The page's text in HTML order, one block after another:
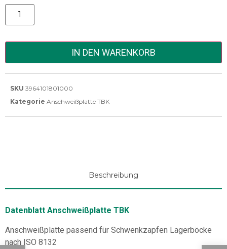
Alternative:
IN DEN WARENKORB
SKU 3964101801000
Kategorie Anschweißplatte TBK
Beschreibung
Datenblatt Anschweißplatte TBK
Anschweißplatte passend für Schwenkzapfen Lagerböcke
nach ISO 8132